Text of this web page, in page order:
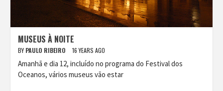
MUSEUS À NOITE
BY PAULO RIBEIRO 16 YEARS AGO
Amanhã e dia 12, incluído no programa do Festival dos
Oceanos, vários museus vão estar